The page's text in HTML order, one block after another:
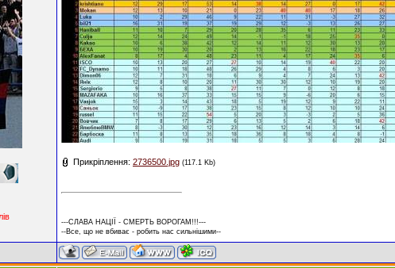
Прикріплення: 2736500.jpg (117.1 Kb)
---СЛАВА НАЦІЇ - СМЕРТЬ ВОРОГАМ!!!---
--Все, що не вбиває - робить нас сильнішими--